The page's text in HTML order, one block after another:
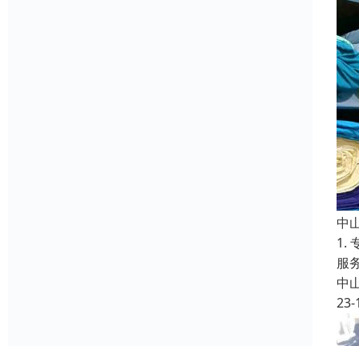
中
1.
服
中
23-